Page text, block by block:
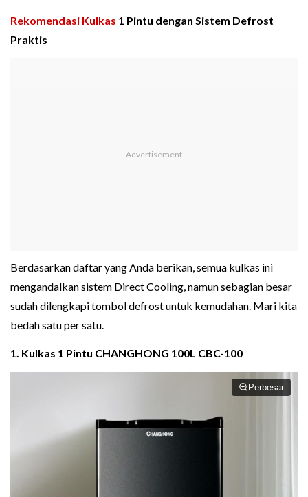
Rekomendasi Kulkas 1 Pintu dengan Sistem Defrost
Praktis
Berdasarkan daftar yang Anda berikan, semua kulkas ini
mengandalkan sistem Direct Cooling, namun sebagian besar
sudah dilengkapi tombol defrost untuk kemudahan. Mari kita
bedah satu per satu.
1. Kulkas 1 Pintu CHANGHONG 100L CBC-100
Perbesar